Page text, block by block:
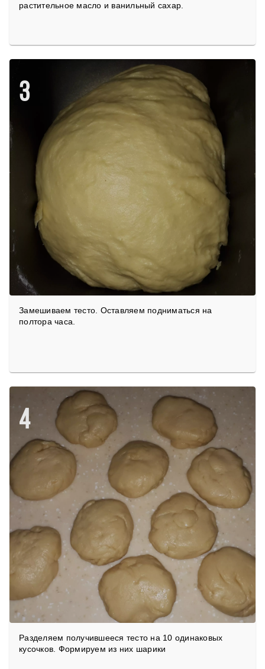
растительное масло и ванильный сахар.
3
Замешиваем тесто. Оставляем подниматься на
полтора часа.
4
Разделяем получившееся тесто на 10 одинаковых
кусочков. Формируем из них шарики